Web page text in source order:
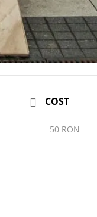
COST
50 RON